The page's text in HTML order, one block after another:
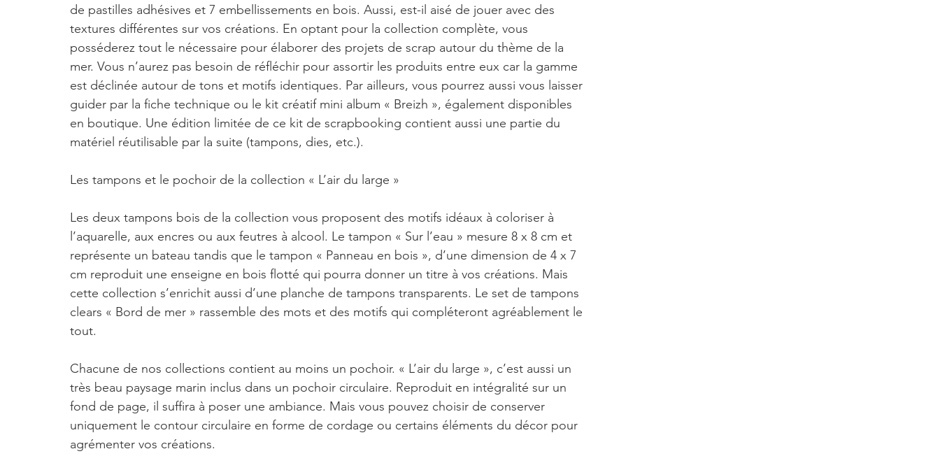
de pastilles adhésives et 7 embellissements en bois. Aussi, est-il aisé de jouer avec des
textures différentes sur vos créations. En optant pour la collection complète, vous
posséderez tout le nécessaire pour élaborer des projets de scrap autour du thème de la
mer. Vous n’aurez pas besoin de réfléchir pour assortir les produits entre eux car la gamme
est déclinée autour de tons et motifs identiques. Par ailleurs, vous pourrez aussi vous laisser
guider par la fiche technique ou le kit créatif mini album « Breizh », également disponibles
en boutique. Une édition limitée de ce kit de scrapbooking contient aussi une partie du
matériel réutilisable par la suite (tampons, dies, etc.).
Les tampons et le pochoir de la collection « L’air du large »
Les deux tampons bois de la collection vous proposent des motifs idéaux à coloriser à
l’aquarelle, aux encres ou aux feutres à alcool. Le tampon « Sur l’eau » mesure 8 x 8 cm et
représente un bateau tandis que le tampon « Panneau en bois », d’une dimension de 4 x 7
cm reproduit une enseigne en bois flotté qui pourra donner un titre à vos créations. Mais
cette collection s’enrichit aussi d’une planche de tampons transparents. Le set de tampons
clears « Bord de mer » rassemble des mots et des motifs qui compléteront agréablement le
tout.
Chacune de nos collections contient au moins un pochoir. « L’air du large », c’est aussi un
très beau paysage marin inclus dans un pochoir circulaire. Reproduit en intégralité sur un
fond de page, il suffira à poser une ambiance. Mais vous pouvez choisir de conserver
uniquement le contour circulaire en forme de cordage ou certains éléments du décor pour
agrémenter vos créations.